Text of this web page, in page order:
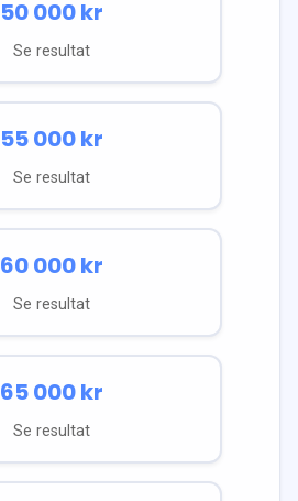
50 000kr
Se resultat
55 000kr
Se resultat
60 000kr
Se resultat
65 000kr
Se resultat